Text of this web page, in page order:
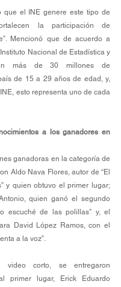
que el INE genere este tipo de
la participación de
Mencionó que de acuerdo a
Nacional de Estadística y
más de 30 millones de
de 15 a 29 años de edad, y,
esto representa uno de cada
a los ganadores en
ganadoras en la categoría de
Aldo Nava Flores, autor de “El
y quien obtuvo el primer lugar;
quien ganó el segundo
escuché de las polillas” y, el
David López Ramos, con el
a la voz”.
video corto, se entregaron
primer lugar, Erick Eduardo